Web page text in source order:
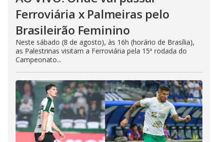
Ferroviária x Palmeiras pelo
Brasileirão Feminino
Neste sábado (8 de agosto), às 16h (horário de Brasília),
as Palestrinas visitam a Ferroviária pela 15ª rodada do
Campeonato...